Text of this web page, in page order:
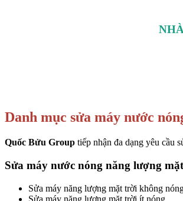
Danh mục sửa máy nước
Quốc Bửu Group tiếp nhận đa dạng yêu cầu
Sửa máy nước nóng năng lượng
Sửa máy năng lượng mặt trời không
Sửa máy năng lượng mặt trời ít nóng